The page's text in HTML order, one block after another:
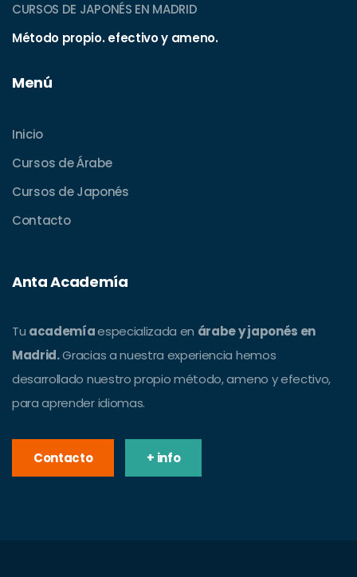
CURSOS DE JAPONÉS EN MADRID
Método propio. efectivo y ameno.
Menú
Inicio
Cursos de Árabe
Cursos de Japonés
Contacto
Anta Academía
Tu academíaespecializada en árabe y japonés en
Madrid.Gracias a nuestra experiencia hemos
desarrollado nuestro propio método, ameno y efectivo,
para aprender idiomas.
Contacto + info